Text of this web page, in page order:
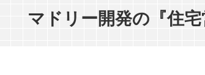
マドリー開発の『住宅